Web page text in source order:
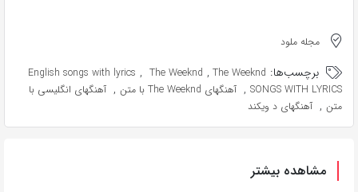
مجله ملود
برچسب‌ها: English songs with lyrics , The Weeknd , The Weeknd
SONGS WITH LYRICS
, آهنگهای The Weeknd با متن , آهنگهای انگلیسی با
متن , آهنگهای د ویکند
مشاهده بیشتر